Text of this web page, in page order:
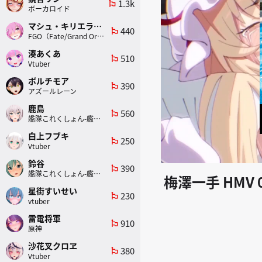
梅澤一手 HMV
ボーカロイド
emoji_flags 1.3k
マシュ・キリエライト
FGO（Fate/Grand Order）
emoji_flags 440
湊あくあ
Vtuber
emoji_flags 510
ボルチモア
アズールレーン
emoji_flags 390
鹿島
艦隊これくしょん-艦これ-
emoji_flags 560
白上フブキ
Vtuber
emoji_flags 250
鈴谷
艦隊これくしょん-艦これ-
emoji_flags 390
星街すいせい
vtuber
emoji_flags 230
雷電将軍
原神
emoji_flags 910
沙花叉クロヱ
Vtuber
emoji_flags 380